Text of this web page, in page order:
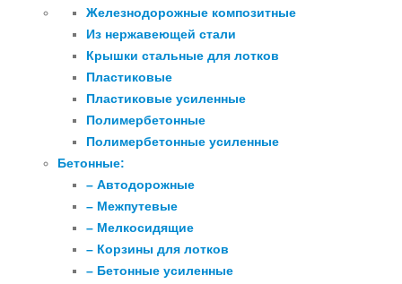
Железнодорожные композитные
Из нержавеющей стали
Крышки стальные для лотков
Пластиковые
Пластиковые усиленные
Полимербетонные
Полимербетонные усиленные
Бетонные:
– Автодорожные
– Межпутевые
– Мелкосидящие
– Корзины для лотков
– Бетонные усиленные